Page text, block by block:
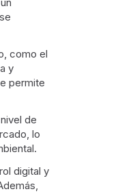
como el
y
permite
de
lo
digital y